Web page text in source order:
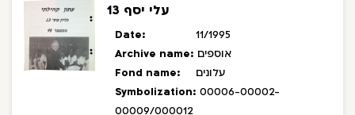
עלי יסף 13
Date:
11/1995
Archive name: אוספים
Fond name:
עלונים
Symbolization: 00006-00002-
00009/000012